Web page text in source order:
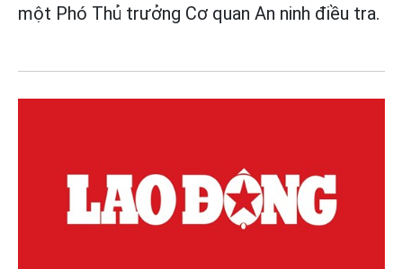
một Phó Thủ trưởng Cơ quan An ninh điều tra.